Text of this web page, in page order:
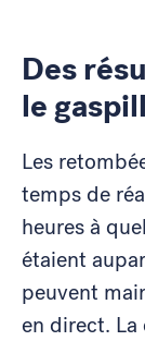
Des
le
Les
temps de
heures à
étaient
peuvent
en direct.